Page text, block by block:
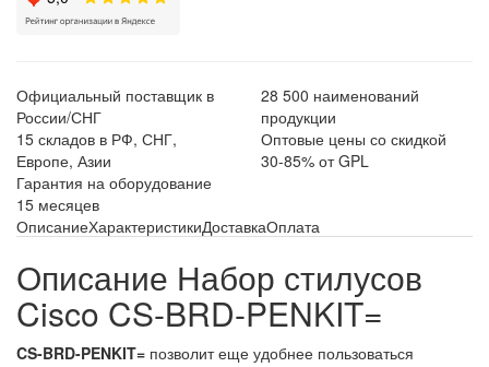
Официальный поставщик в
России/СНГ
28 500 наименований
продукции
15 складов в РФ, СНГ,
Европе, Азии
Оптовые цены со скидкой
30-85% от GPL
Гарантия на оборудование
15 месяцев
ОписаниеХарактеристикиДоставкаОплата
Описание Набор стилусов
Cisco CS-BRD-PENKIT=
CS-BRD-PENKIT= позволит еще удобнее пользоваться